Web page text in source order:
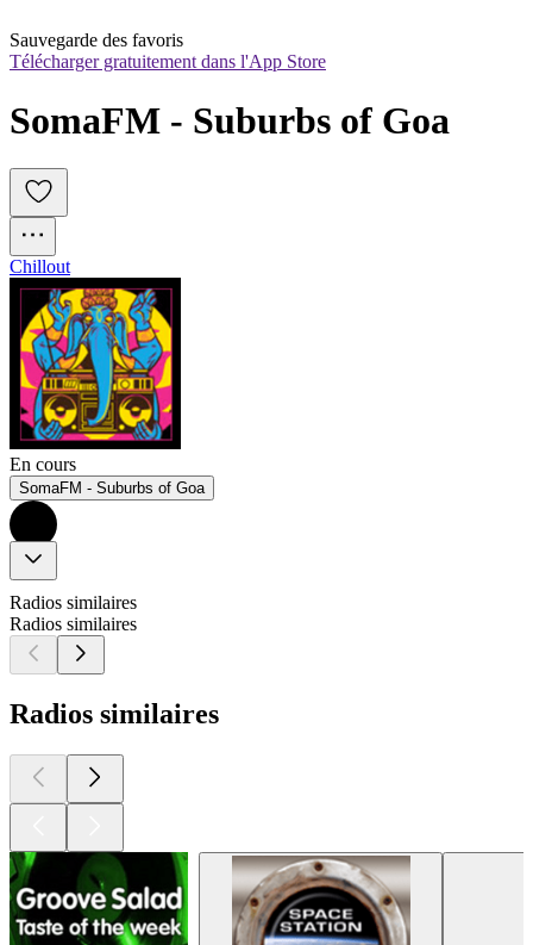
Sauvegarde des favoris
Télécharger gratuitement dans l'App Store
SomaFM - Suburbs of Goa
Chillout
En cours
SomaFM - Suburbs of Goa
Radios similaires
Radios similaires
Radios similaires